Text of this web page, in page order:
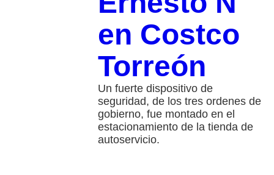
en Costco
Torreón
Un fuerte dispositivo de
seguridad, de los tres ordenes de
gobierno, fue montado en el
estacionamiento de la tienda de
autoservicio.